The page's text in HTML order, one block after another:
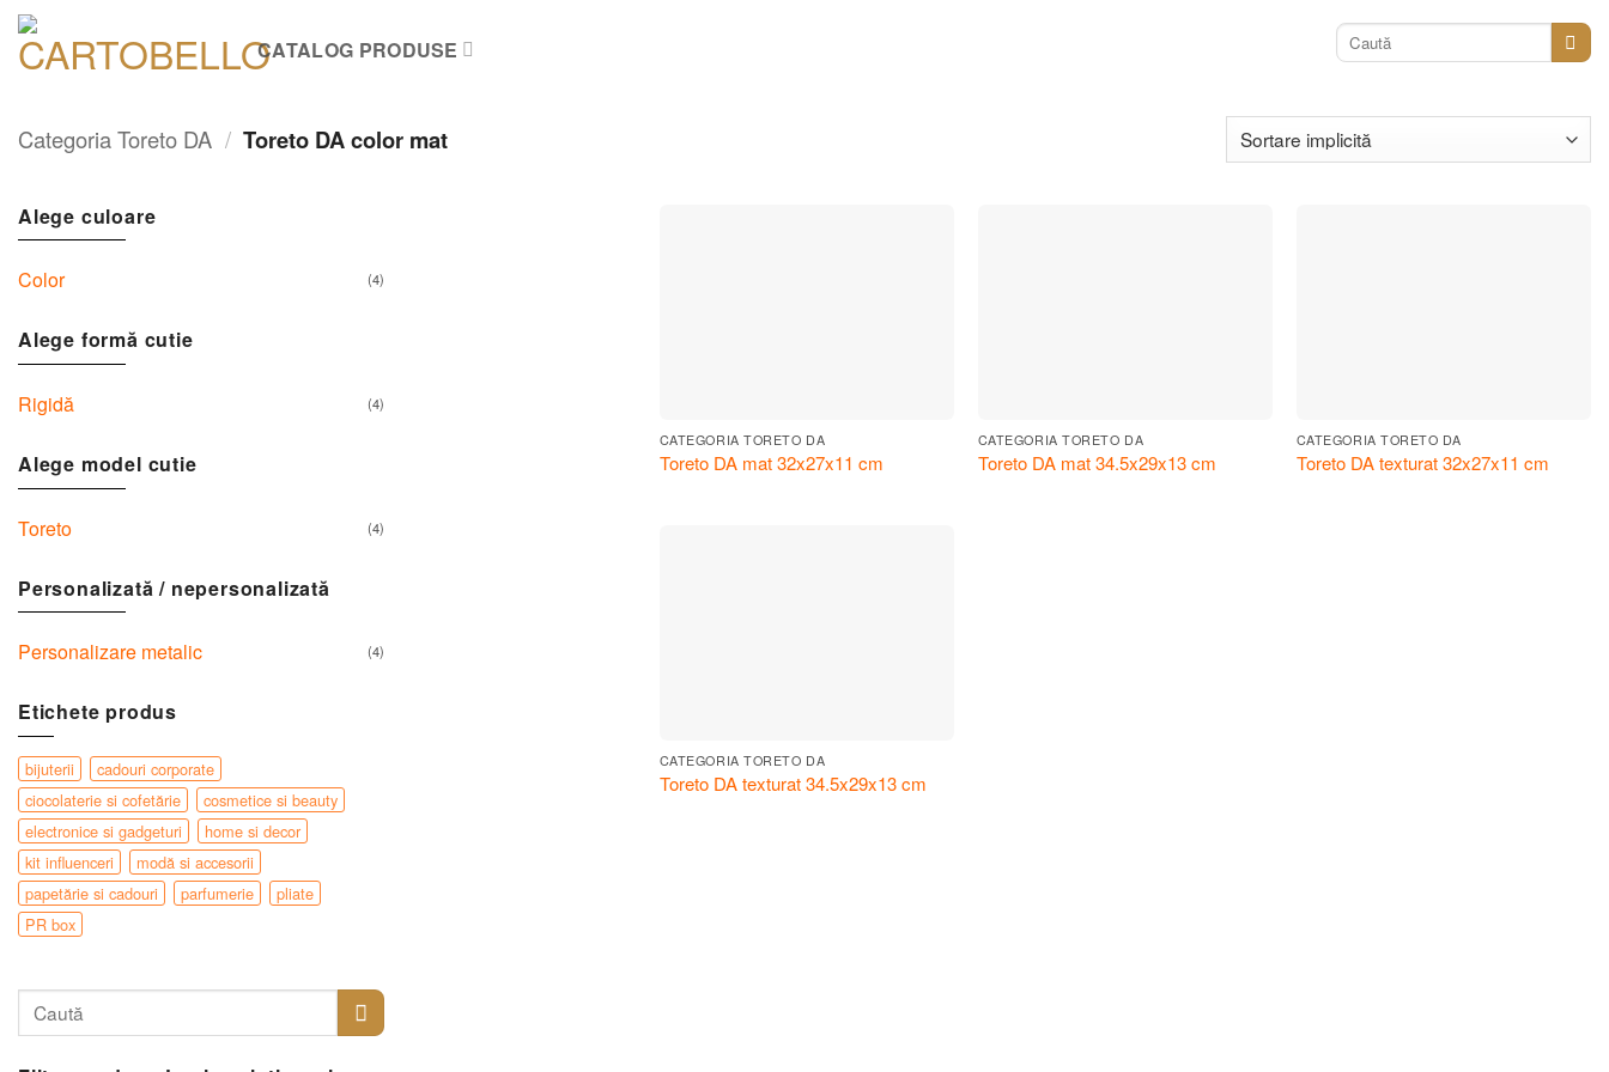
Skip
content
CATALOG PRODUSE
Caută
după:
Categoria Toreto DA / Toreto DA color mat
Alege culoare
Color (4)
Alege formă cutie
Rigidă (4)
Alege model cutie
Toreto (4)
Personalizată / nepersonalizată
Personalizare metalic (4)
Etichete produs
bijuterii
cadouri corporate
ciocolaterie si cofetărie
cosmetice si beauty
electronice si gadgeturi
home si decor
kit influenceri
modă si accesorii
papetărie si cadouri
parfumerie
pliate
PR box
CATEGORIA TORETO DA
Toreto DA mat 32x27x11 cm
CATEGORIA TORETO DA
Toreto DA mat 34.5x29x13 cm
CATEGORIA TORETO DA
Toreto DA texturat 32x27x11 cm
CATEGORIA TORETO DA
Toreto DA texturat 34.5x29x13 cm